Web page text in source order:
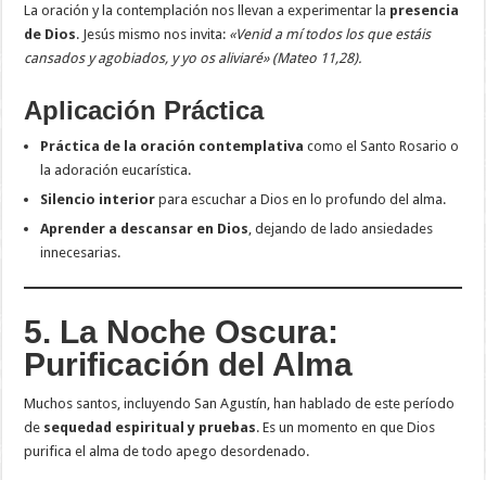
La oración y la contemplación nos llevan a experimentar la presencia
de Dios. Jesús mismo nos invita: «Venid a mí todos los que estáis
cansados y agobiados, y yo os aliviaré» (Mateo 11,28).
Aplicación Práctica
Práctica de la oración contemplativa como el Santo Rosario o
la adoración eucarística.
Silencio interior para escuchar a Dios en lo profundo del alma.
Aprender a descansar en Dios , dejando de lado ansiedades
innecesarias.
5. La Noche Oscura:
Purificación del Alma
Muchos santos, incluyendo San Agustín, han hablado de este período
de sequedad espiritual y pruebas. Es un momento en que Dios
purifica el alma de todo apego desordenado.